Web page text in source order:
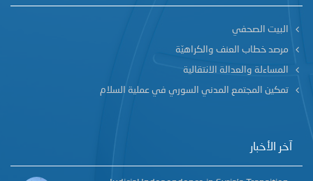
البيت الصحفي
مرصد خطاب العنف والكراهيّة
المساءلة والعدالة الانتقالية
تمكين المجتمع المدني السوري في عملية السلام
آخر الأخبار